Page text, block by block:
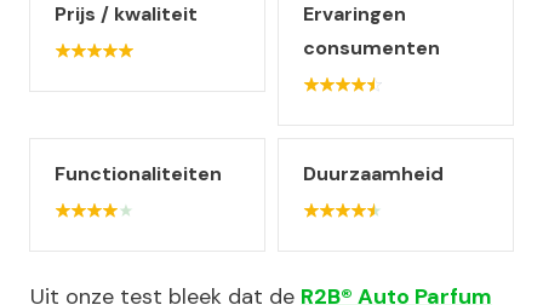
Prijs / kwaliteit
Ervaringen
consumenten
Functionaliteiten Duurzaamheid
Uit onze test bleek dat de R2B® Auto Parfum